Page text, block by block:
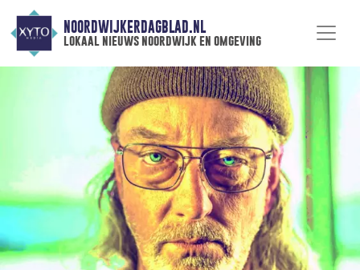
NOORDWIJKERDAGBLAD.NL
lokaal nieuws noordwijk en omgeving